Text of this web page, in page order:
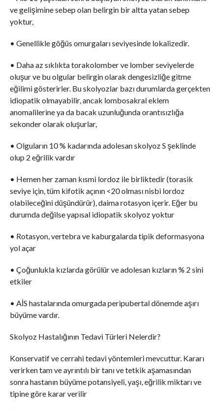
ve gelişimine sebep olan belirgin bir altta yatan sebep
yoktur,
• Genellikle göğüs omurgaları seviyesinde lokalizedir.
• Daha az sıklıkta torakolomber ve lomber seviyelerde
oluşur ve bu olgular belirgin olarak dengesizliğe gitme
eğilimi gösterirler. Bu skolyozlar bazı durumlarda gerçekten
idiopatik olmayabilir, ancak lombosakral eklem
anomalilerine ya da bacak uzunluğunda orantısızlığa
sekonder olarak oluşurlar,
• Olguların 10 % kadarında adolesan skolyoz S şeklinde
olup 2 eğrilik vardır
• Hemen her zaman kısmi lordoz ile birliktedir (torasik
seviye için, tüm kifotik açının <20 olması nisbi lordoz
olabileceğini düşündürür), daima rotasyon içerir. Eğer bu
durumda değilse yapısal idiopatik skolyoz yoktur
• Rotasyon, vertebra ve kaburgalarda tipik deformasyona
yol açar
• Çoğunlukla kızlarda görülür ve adolesan kızların % 2 sini
etkiler
• AİS hastalarında omurgada peripubertal dönemde aşırı
büyüme vardır.
Skolyoz Hastalığının Tedavi Türleri Nelerdir?
Konservatif ve cerrahi tedavi yöntemleri mevcuttur. Kararı
verirken tam ve ayrıntılı bir tanı ve tetkik aşamasından
sonra hastanın büyüme potansiyeli, yaşı, eğrilik miktarı ve
tipine göre karar verilir